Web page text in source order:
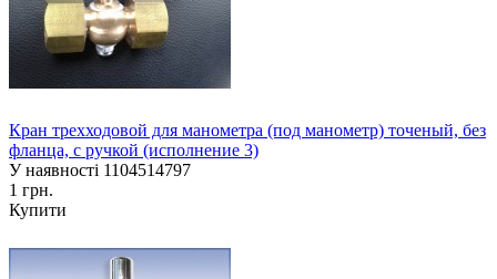
Кран трехходовой для манометра (под манометр) точеный, без
фланца, с ручкой (исполнение 3)
У наявності 1104514797
1 грн.
Купити